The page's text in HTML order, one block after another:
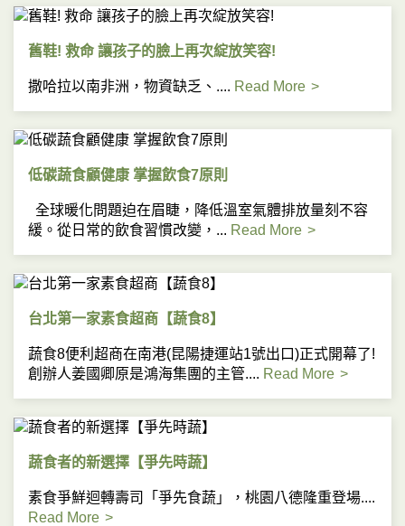
舊鞋! 救命 讓孩子的臉上再次綻放笑容!
撒哈拉以南非洲，物資缺乏、.... Read More
低碳蔬食顧健康 掌握飲食7原則
全球暖化問題迫在眉睫，降低溫室氣體排放量刻不容
緩。從日常的飲食習慣改變，... Read More
台北第一家素食超商【蔬食8】
蔬食8便利超商在南港(昆陽捷運站1號出口)正式開幕了!
創辦人姜國卿原是鴻海集團的主管.... Read More
蔬食者的新選擇【爭先時蔬】
素食爭鮮迴轉壽司「爭先食蔬」，桃園八德隆重登場....
Read More